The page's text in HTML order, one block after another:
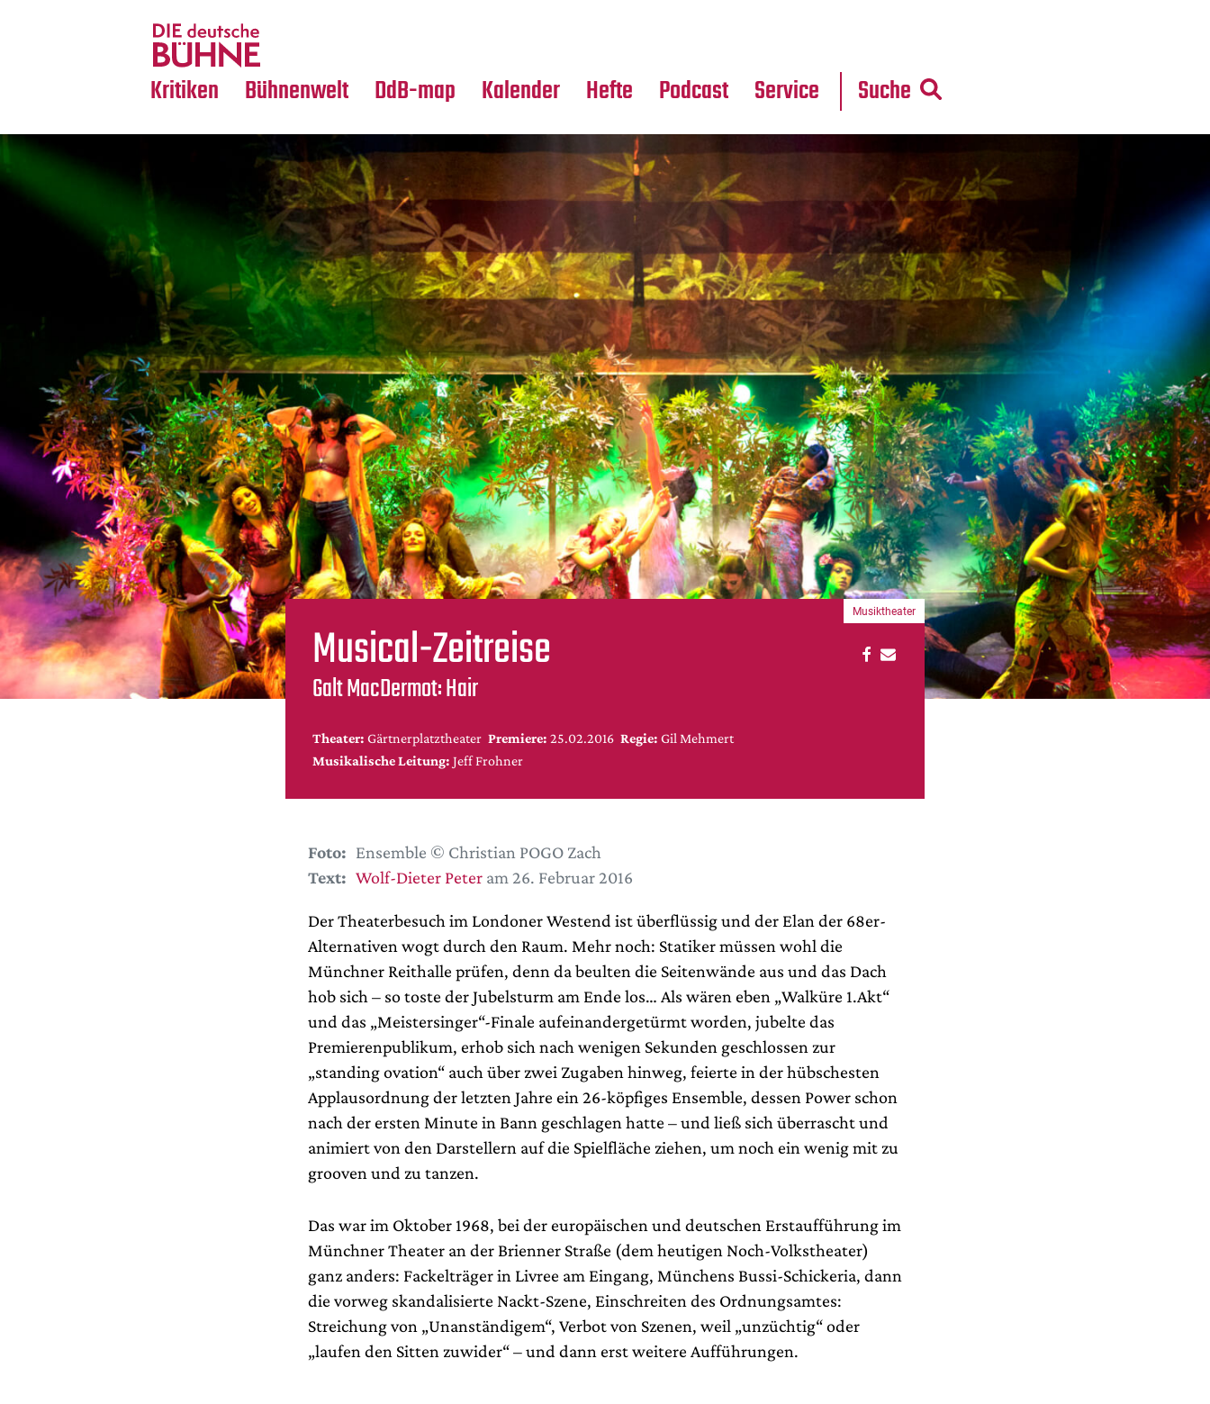
Kritiken
Crossover
Bühnenwelt
Medientipps
DdB-map Kalender Hefte Podcast Service Suche
Musical-Zeitreise
Galt MacDermot: Hair
Theater: Gärtnerplatztheater Premiere: 25.02.2016 Regie: Gil Mehmert
Musikalische Leitung: Jeff Frohner
Musiktheater
Foto: Ensemble © Christian POGO Zach
Text: Wolf-Dieter Peteram 26. Februar 2016
Der Theaterbesuch im Londoner Westend ist überflüssig und der Elan der 68er-
Alternativen wogt durch den Raum. Mehr noch: Statiker müssen wohl die
Münchner Reithalle prüfen, denn da beulten die Seitenwände aus und das Dach
hob sich – so toste der Jubelsturm am Ende los… Als wären eben „Walküre 1.Akt“
und das „Meistersinger“-Finale aufeinandergetürmt worden, jubelte das
Premierenpublikum, erhob sich nach wenigen Sekunden geschlossen zur
„standing ovation“ auch über zwei Zugaben hinweg, feierte in der hübschesten
Applausordnung der letzten Jahre ein 26-köpfiges Ensemble, dessen Power schon
nach der ersten Minute in Bann geschlagen hatte – und ließ sich überrascht und
animiert von den Darstellern auf die Spielfläche ziehen, um noch ein wenig mit zu
grooven und zu tanzen.
Das war im Oktober 1968, bei der europäischen und deutschen Erstaufführung im
Münchner Theater an der Brienner Straße (dem heutigen Noch-Volkstheater)
ganz anders: Fackelträger in Livree am Eingang, Münchens Bussi-Schickeria, dann
die vorweg skandalisierte Nackt-Szene, Einschreiten des Ordnungsamtes:
Streichung von „Unanständigem“, Verbot von Szenen, weil „unzüchtig“ oder
„laufen den Sitten zuwider“ – und dann erst weitere Aufführungen.